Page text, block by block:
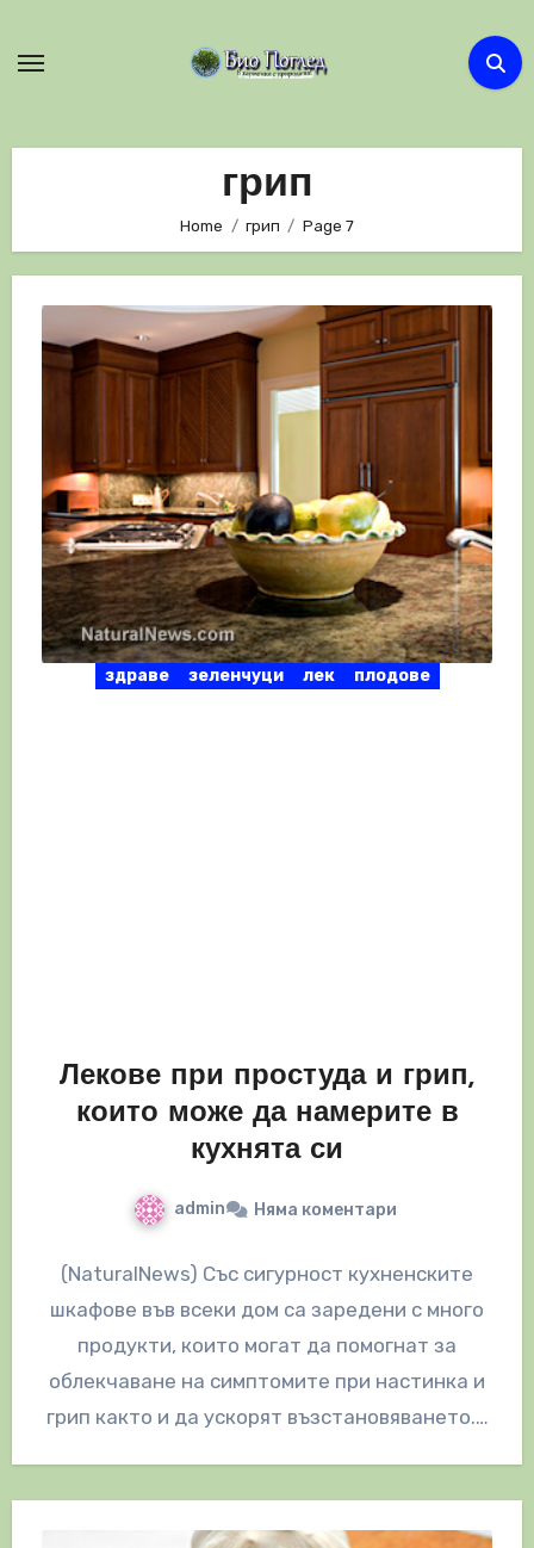
грип
Home грип Page 7
здраве зеленчуци лек плодове
Лекове при простуда и грип,
които може да намерите в
кухнята си
admin Няма коментари
(NaturalNews) Със сигурност кухненските
шкафове във всеки дом са заредени с много
продукти, които могат да помогнат за
облекчаване на симптомите при настинка и
грип както и да ускорят възстановяването.…